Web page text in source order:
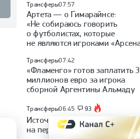
Трансферы07:57
Артета — о Гимарайнсе:
«Не собираюсь говорить
о футболистах, которые
не являются игроками
Трансферы07:42
«Фламенго» готов заплатить
миллионов евро за игрока
сборной Аргентины Альмаду
Трансферы06:45 93
Источник: Батраков
на переход в «Галатасарай»